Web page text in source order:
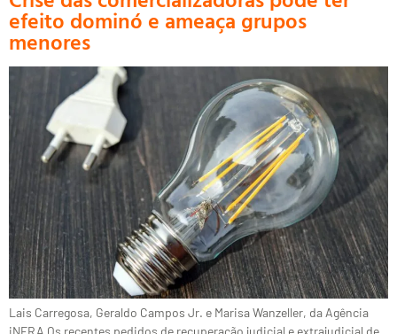
efeito dominó e ameaça grupos
menores
Lais Carregosa, Geraldo Campos Jr. e Marisa Wanzeller, da Agência
iNFRA Os recentes pedidos de recuperação judicial e extrajudicial de